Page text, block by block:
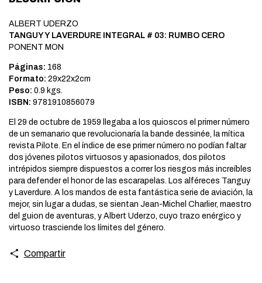
ALBERT UDERZO
TANGUY Y LAVERDURE INTEGRAL # 03: RUMBO CERO
PONENT MON
Páginas: 168
Formato: 29x22x2cm
Peso: 0.9 kgs.
ISBN: 9781910856079
El 29 de octubre de 1959 llegaba a los quioscos el primer número
de un semanario que revolucionaría la bande dessinée, la mítica
revista Pilote. En el índice de ese primer número no podían faltar
dos jóvenes pilotos virtuosos y apasionados, dos pilotos
intrépidos siempre dispuestos a correr los riesgos más increíbles
para defender el honor de las escarapelas. Los alféreces Tanguy
y Laverdure. A los mandos de esta fantástica serie de aviación, la
mejor, sin lugar a dudas, se sientan Jean-Michel Charlier, maestro
del guion de aventuras, y Albert Uderzo, cuyo trazo enérgico y
virtuoso trasciende los límites del género.
Compartir